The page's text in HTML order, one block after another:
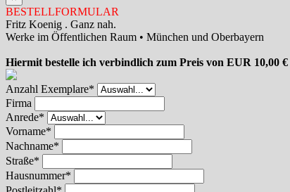
BESTELLFORMULAR
Fritz Koenig . Ganz nah.
Werke im Öffentlichen Raum • München und Oberbayern
Hiermit bestelle ich verbindlich zum Preis von EUR 10,00 €
Anzahl Exemplare*
Firma
Anrede*
Vorname*
Nachname*
Straße*
Hausnummer*